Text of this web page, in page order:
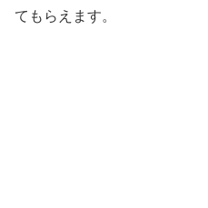
てもらえます。